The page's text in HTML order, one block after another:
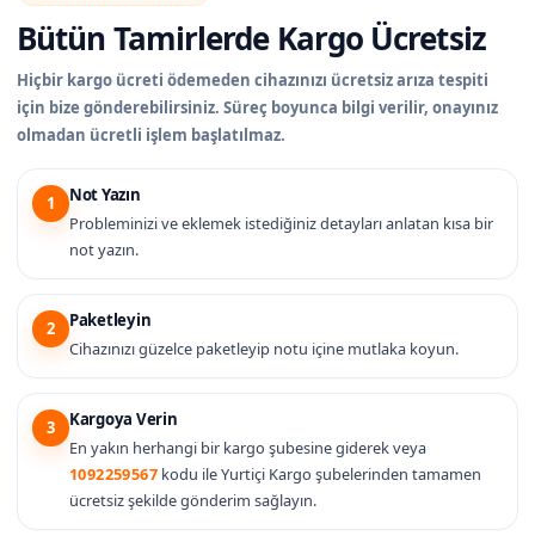
Bütün Tamirlerde Kargo Ücretsiz
Hiçbir kargo ücreti ödemeden cihazınızı ücretsiz arıza tespiti
için bize gönderebilirsiniz. Süreç boyunca bilgi verilir, onayınız
olmadan ücretli işlem başlatılmaz.
1
Not Yazın
Probleminizi ve eklemek istediğiniz detayları anlatan kısa bir
not yazın.
2
Paketleyin
Cihazınızı güzelce paketleyip notu içine mutlaka koyun.
3
Kargoya Verin
En yakın herhangi bir kargo şubesine giderek veya
1092259567 kodu ile Yurtiçi Kargo şubelerinden tamamen
ücretsiz şekilde gönderim sağlayın.